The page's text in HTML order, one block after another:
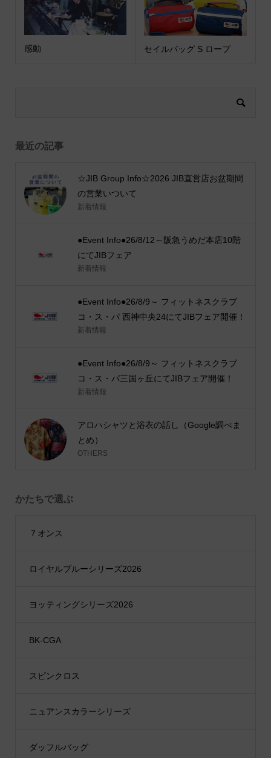
感動 セイルバッグ S ロープ
最近の記事
☆JIB Group Info☆2026 JIB直営店お盆期間
の営業いついて
新着情報
●Event Info●26/8/12～阪急うめだ本店10階
にてJIBフェア
新着情報
●Event Info●26/8/9～ フィットネスクラブ
コ・ス・パ 西神中央24にてJIBフェア開催！
新着情報
●Event Info●26/8/9～ フィットネスクラブ
コ・ス・パ三国ヶ丘にてJIBフェア開催！
新着情報
アロハシャツと浴衣の話し（Google調べま
とめ）
OTHERS
かたちで選ぶ
７オンス
ロイヤルブルーシリーズ2026
ヨッティングシリーズ2026
BK-CGA
スピンクロス
ニュアンスカラーシリーズ
ダッフルバッグ